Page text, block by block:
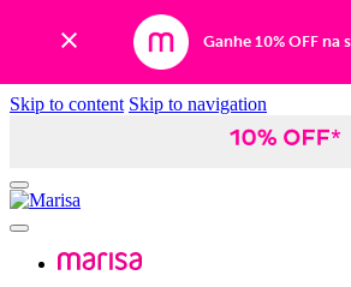
Ganhe 10% OFF na
Skip to content Skip to navigation